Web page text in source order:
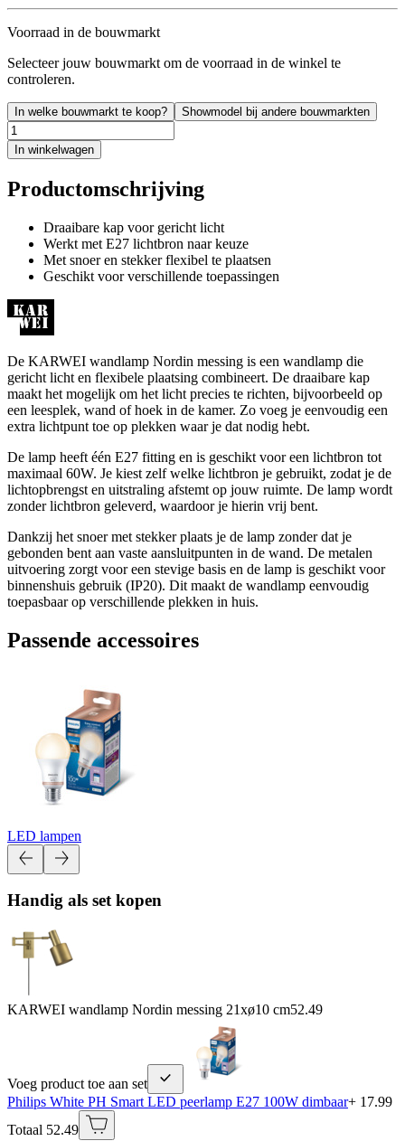
Voorraad in de bouwmarkt
Selecteer jouw bouwmarkt om de voorraad in de winkel te
controleren.
In welke bouwmarkt te koop? Showmodel bij andere bouwmarkten
In winkelwagen
Productomschrijving
Draaibare kap voor gericht licht
Werkt met E27 lichtbron naar keuze
Met snoer en stekker flexibel te plaatsen
Geschikt voor verschillende toepassingen
De KARWEI wandlamp Nordin messing is een wandlamp die
gericht licht en flexibele plaatsing combineert. De draaibare kap
maakt het mogelijk om het licht precies te richten, bijvoorbeeld op
een leesplek, wand of hoek in de kamer. Zo voeg je eenvoudig een
extra lichtpunt toe op plekken waar je dat nodig hebt.
De lamp heeft één E27 fitting en is geschikt voor een lichtbron tot
maximaal 60W. Je kiest zelf welke lichtbron je gebruikt, zodat je de
lichtopbrengst en uitstraling afstemt op jouw ruimte. De lamp wordt
zonder lichtbron geleverd, waardoor je hierin vrij bent.
Dankzij het snoer met stekker plaats je de lamp zonder dat je
gebonden bent aan vaste aansluitpunten in de wand. De metalen
uitvoering zorgt voor een stevige basis en de lamp is geschikt voor
binnenshuis gebruik (IP20). Dit maakt de wandlamp eenvoudig
toepasbaar op verschillende plekken in huis.
Passende accessoires
LED lampen
Handig als set kopen
KARWEI wandlamp Nordin messing 21xø10 cm52.49
Voeg product toe aan set
Philips White PH Smart LED peerlamp E27 100W dimbaar+ 17.99
Totaal 52.49